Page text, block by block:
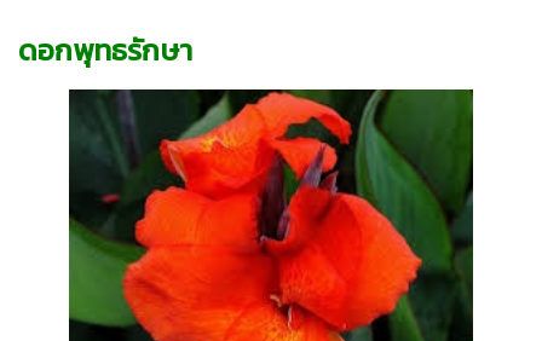
ดอกพุทธรักษา